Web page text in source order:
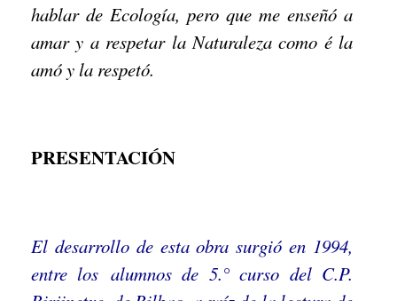
hablar de Ecología, pero que me enseñó a
amar y a respetar la Naturaleza como é la
amó y la respetó.
PRESENTACIÓN
El desarrollo de esta obra surgió en 1994,
entre los alumnos de 5.° curso del C.P.